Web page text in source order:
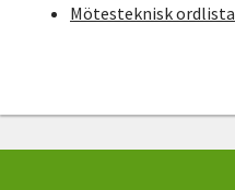
Mötesteknisk ordlista